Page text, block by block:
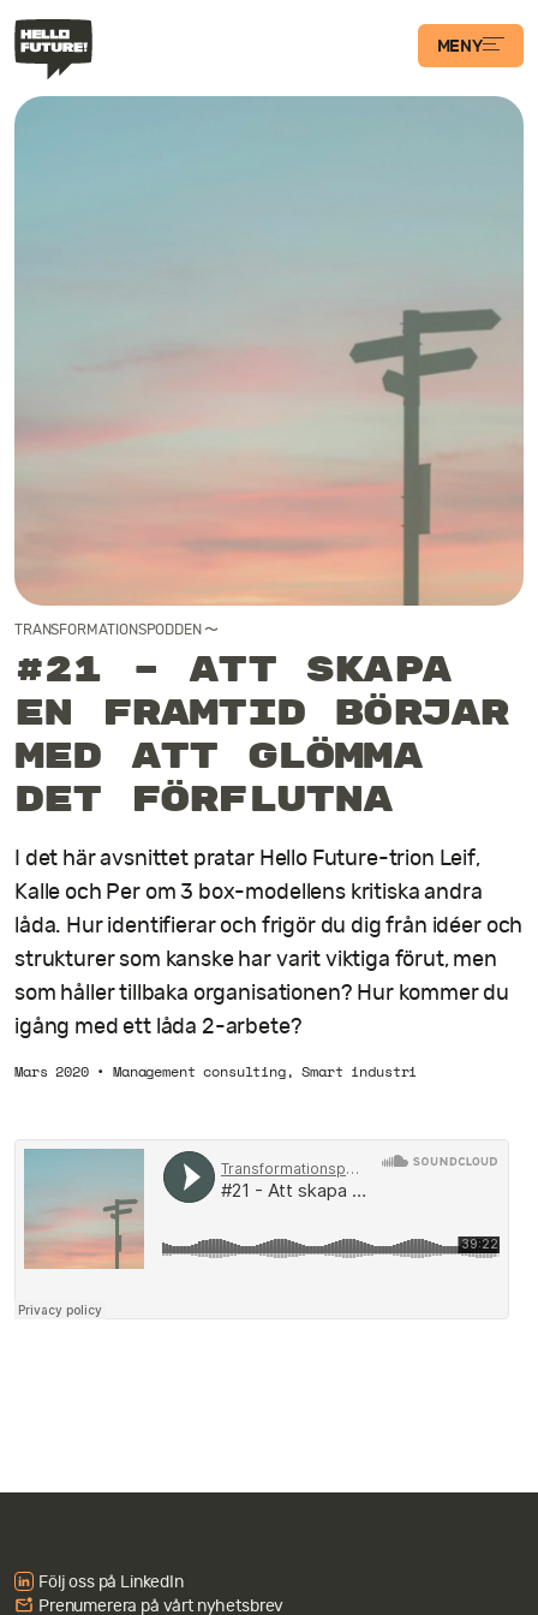
MENY
Våra Program
Kontakt
TRANSFORMATIONSPODDEN 〜
#21 – Att skapa
en framtid börjar
med att glömma
det förflutna
I det här avsnittet pratar Hello Future-trion Leif,
Kalle och Per om 3 box-modellens kritiska andra
låda. Hur identifierar och frigör du dig från idéer och
strukturer som kanske har varit viktiga förut, men
som håller tillbaka organisationen? Hur kommer du
igång med ett låda 2-arbete?
Mars 2020•Management consulting,Smart industri
Följ oss på LinkedIn
Prenumerera på vårt nyhetsbrev